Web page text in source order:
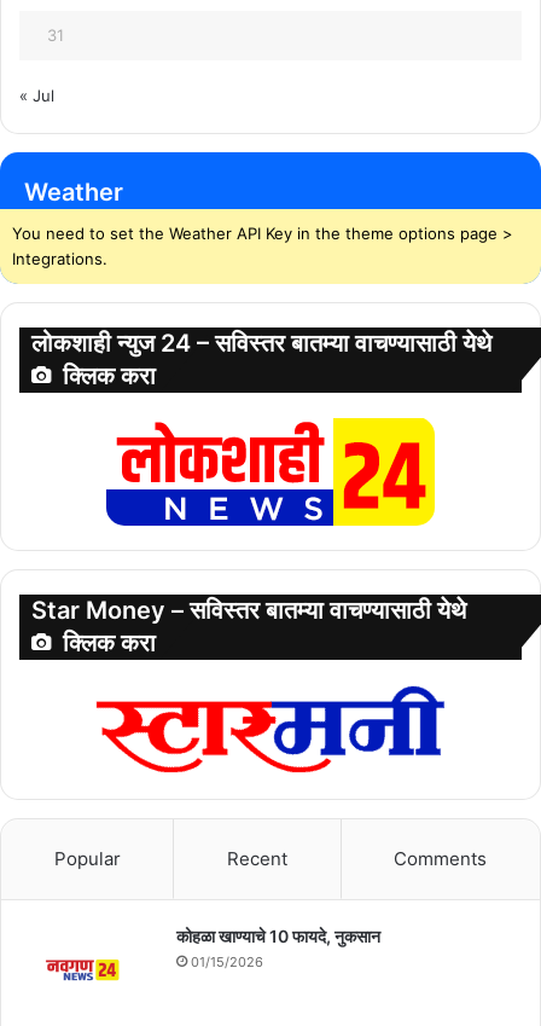
31
« Jul
Weather
You need to set the Weather API Key in the theme options page >
Integrations.
लोकशाही न्युज 24 – सविस्तर बातम्या वाचण्यासाठी येथे
क्लिक करा
Star Money – सविस्तर बातम्या वाचण्यासाठी येथे
क्लिक करा
Popular Recent Comments
कोहळा खाण्याचे 10 फायदे, नुकसान
01/15/2026